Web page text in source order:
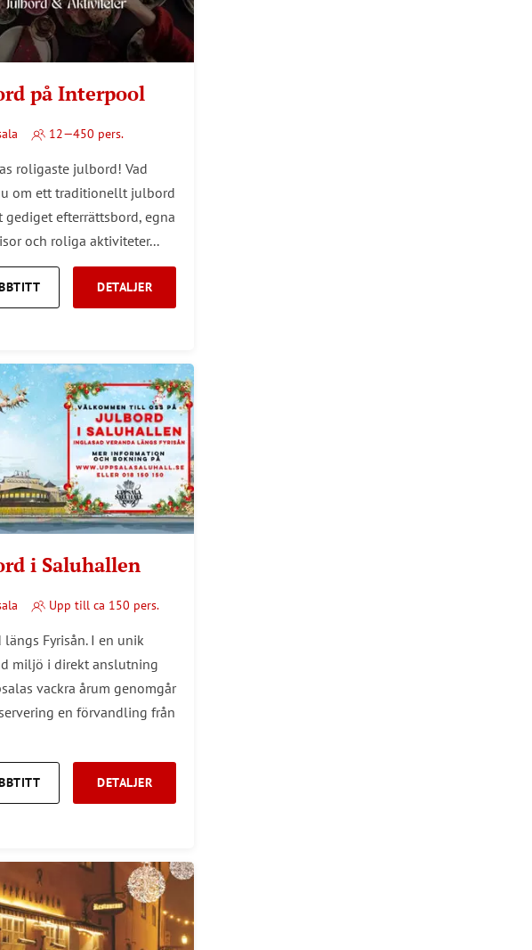
på Interpool
12—450 pers.
roligaste julbord! Vad
om ett traditionellt julbord
gediget efterrättsbord, egna
och roliga aktiviteter...
DETALJER
i Saluhallen
Upp till ca 150 pers.
längs Fyrisån. I en unik
miljö i direkt anslutning
vackra årum genomgår
en förvandling från
DETALJER